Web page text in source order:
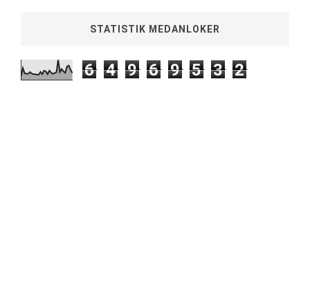
STATISTIK MEDANLOKER
6 4 9 6 9 5 3 2